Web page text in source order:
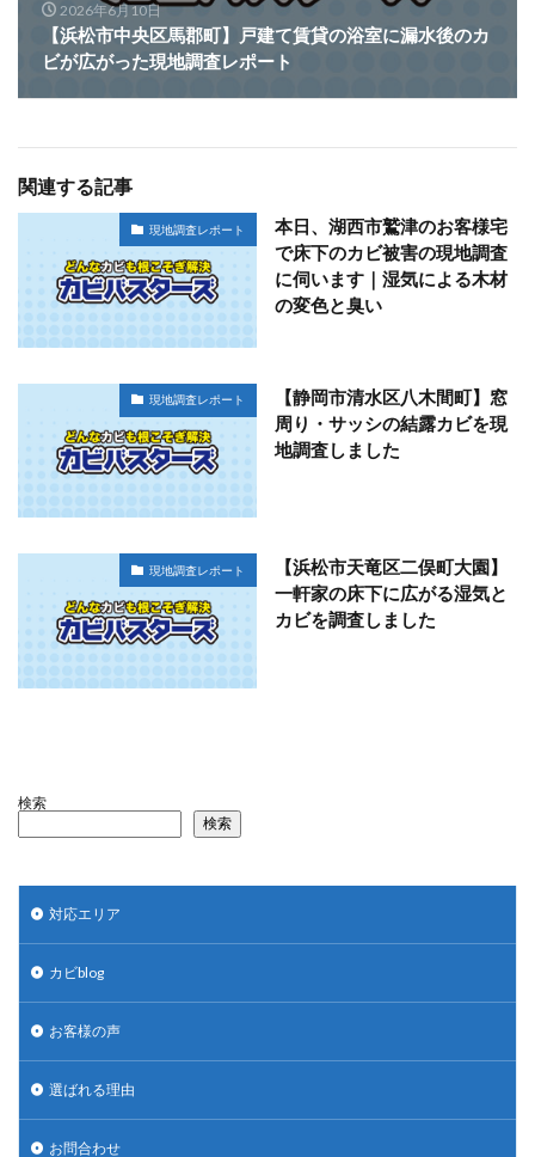
2026年6月10日
【浜松市中央区馬郡町】戸建て賃貸の浴室に漏水後のカ
ビが広がった現地調査レポート
関連する記事
現地調査レポート
本日、湖西市鷲津のお客様宅
で床下のカビ被害の現地調査
に伺います｜湿気による木材
の変色と臭い
現地調査レポート
【静岡市清水区八木間町】窓
周り・サッシの結露カビを現
地調査しました
現地調査レポート
【浜松市天竜区二俣町大園】
一軒家の床下に広がる湿気と
カビを調査しました
検索
検索
対応エリア
カビblog
お客様の声
選ばれる理由
お問合わせ